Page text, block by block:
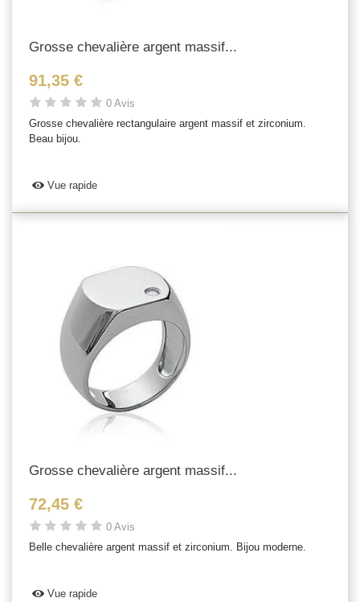
Grosse chevalière argent massif...
91,35 €
0 Avis
Grosse chevalière rectangulaire argent massif et zirconium.
Beau bijou.
Vue rapide
Grosse chevalière argent massif...
72,45 €
0 Avis
Belle chevalière argent massif et zirconium. Bijou moderne.
Vue rapide